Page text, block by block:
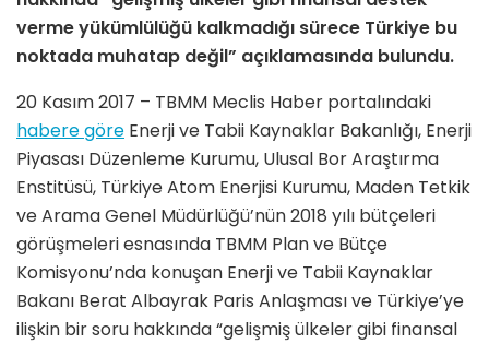
verme yükümlülüğü kalkmadığı sürece Türkiye bu
noktada muhatap değil” açıklamasında bulundu.
20 Kasım 2017 – TBMM Meclis Haber portalındaki
habere göre Enerji ve Tabii Kaynaklar Bakanlığı, Enerji
Piyasası Düzenleme Kurumu, Ulusal Bor Araştırma
Enstitüsü, Türkiye Atom Enerjisi Kurumu, Maden Tetkik
ve Arama Genel Müdürlüğü’nün 2018 yılı bütçeleri
görüşmeleri esnasında TBMM Plan ve Bütçe
Komisyonu’nda konuşan Enerji ve Tabii Kaynaklar
Bakanı Berat Albayrak Paris Anlaşması ve Türkiye’ye
ilişkin bir soru hakkında “gelişmiş ülkeler gibi finansal